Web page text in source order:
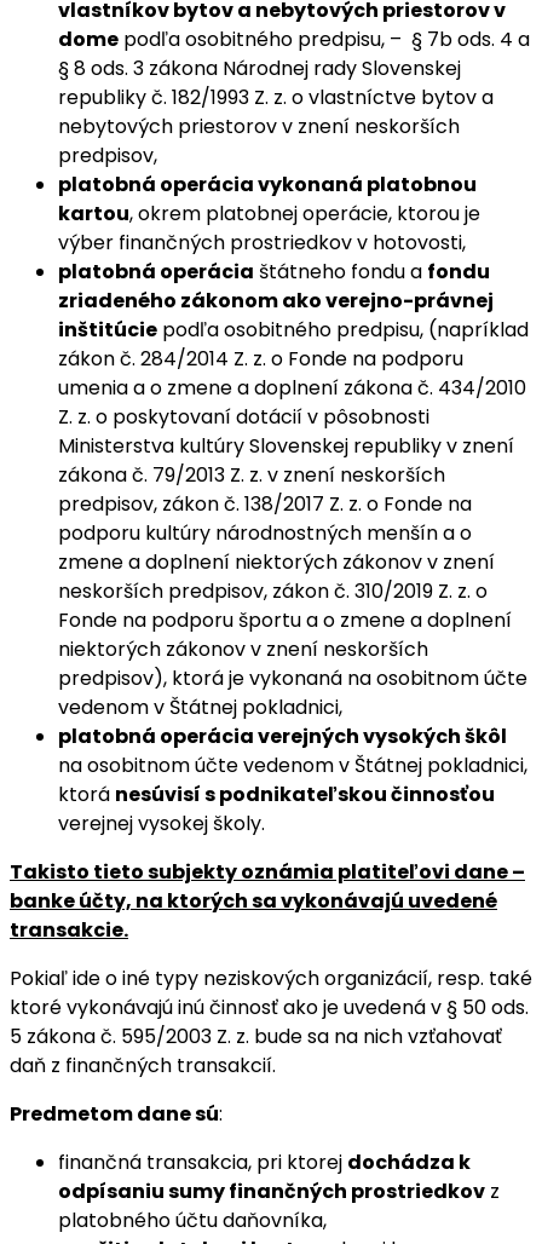
vlastníkov bytov a nebytových priestorov v
dome podľa osobitného predpisu, – § 7b ods. 4 a
§ 8 ods. 3 zákona Národnej rady Slovenskej
republiky č. 182/1993 Z. z. o vlastníctve bytov a
nebytových priestorov v znení neskorších
predpisov,
platobná operácia vykonaná platobnou
kartou, okrem platobnej operácie, ktorou je
výber finančných prostriedkov v hotovosti,
platobná operácia štátneho fondu a fondu
zriadeného zákonom ako verejno-právnej
inštitúcie podľa osobitného predpisu, (napríklad
zákon č. 284/2014 Z. z. o Fonde na podporu
umenia a o zmene a doplnení zákona č. 434/2010
Z. z. o poskytovaní dotácií v pôsobnosti
Ministerstva kultúry Slovenskej republiky v znení
zákona č. 79/2013 Z. z. v znení neskorších
predpisov, zákon č. 138/2017 Z. z. o Fonde na
podporu kultúry národnostných menšín a o
zmene a doplnení niektorých zákonov v znení
neskorších predpisov, zákon č. 310/2019 Z. z. o
Fonde na podporu športu a o zmene a doplnení
niektorých zákonov v znení neskorších
predpisov), ktorá je vykonaná na osobitnom účte
vedenom v Štátnej pokladnici,
platobná operácia verejných vysokých škôl
na osobitnom účte vedenom v Štátnej pokladnici,
ktorá nesúvisí s podnikateľskou činnosťou
verejnej vysokej školy.
Takisto tieto subjekty oznámia platiteľovi dane –
banke účty, na ktorých sa vykonávajú uvedené
transakcie.
Pokiaľ ide o iné typy neziskových organizácií, resp. také
ktoré vykonávajú inú činnosť ako je uvedená v § 50 ods.
5 zákona č. 595/2003 Z. z. bude sa na nich vzťahovať
daň z finančných transakcií.
Predmetom dane sú:
finančná transakcia, pri ktorej dochádza k
odpísaniu sumy finančných prostriedkov z
platobného účtu daňovníka,